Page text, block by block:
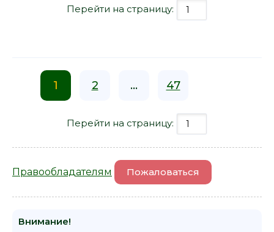
Перейти на страницу:
1 2 ... 47
Перейти на страницу:
Правообладателям Пожаловаться
Внимание!